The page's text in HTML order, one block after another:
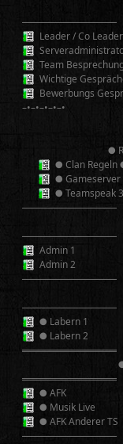
──────────
Leader / Co Leader
Team
Wichtige
Bewerbungs
–•–•–•–•–•
●
● Clan Regeln
● Gameserver
● Teamspeak
──────────
──────────
Admin 1
Admin 2
──────────
──────────
● Labern 1
● Labern 2
══════════
══════════
● AFK
● Musik Live
● AFK Anderer TS
──────────